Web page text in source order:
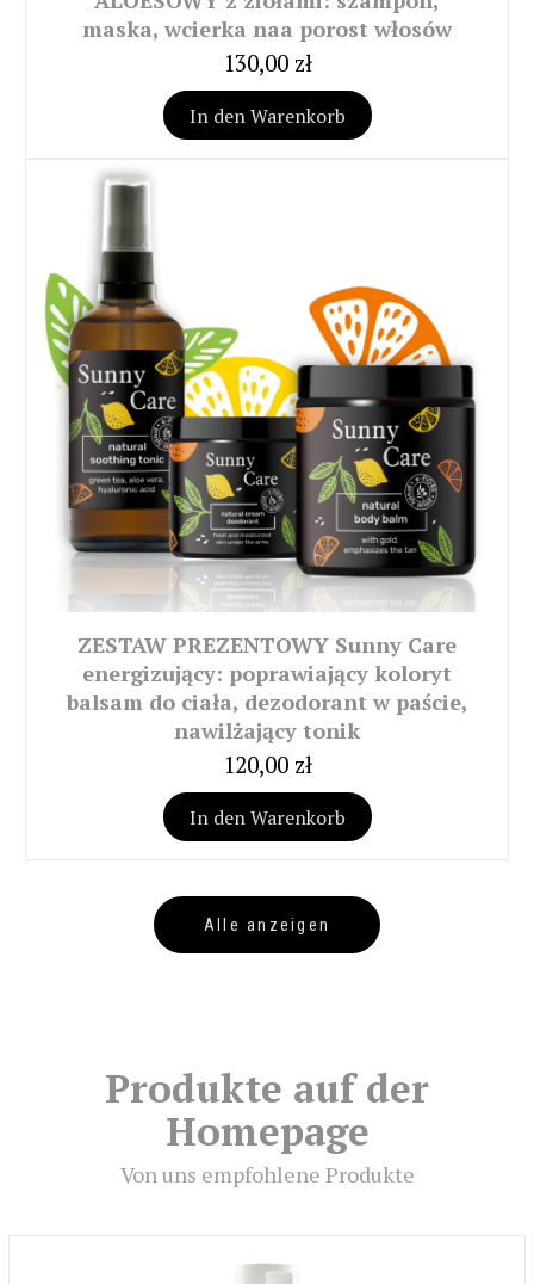
maska, wcierka naa porost włosów
130,00 zł
In den Warenkorb
ZESTAW PREZENTOWY Sunny Care
energizujący: poprawiający koloryt
balsam do ciała, dezodorant w paście,
nawilżający tonik
120,00 zł
In den Warenkorb
Alle anzeigen
Produkte auf der
Homepage
Von uns empfohlene Produkte